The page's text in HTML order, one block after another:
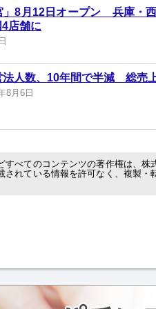
」8月12日オープン 兵庫・
店舗に
法人数、10年間で半減 総売
8月6日
すべてのコンテンツの著作権は、株
されている情報を許可なく、複製・